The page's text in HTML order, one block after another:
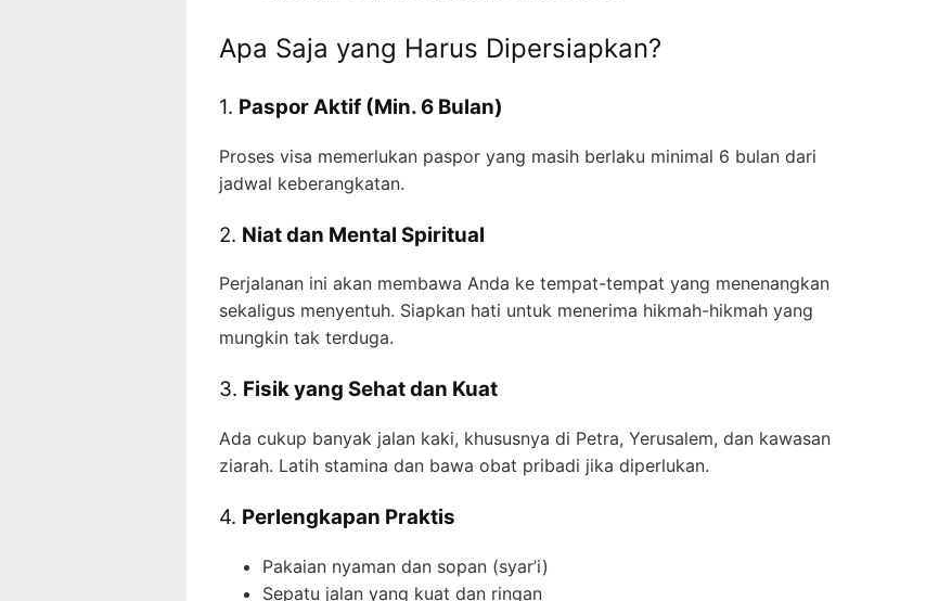
Apa Saja yang Harus Dipersiapkan?
1. Paspor Aktif (Min. 6 Bulan)
Proses visa memerlukan paspor yang masih berlaku minimal 6 bulan dari
jadwal keberangkatan.
2. Niat dan Mental Spiritual
Perjalanan ini akan membawa Anda ke tempat-tempat yang menenangkan
sekaligus menyentuh. Siapkan hati untuk menerima hikmah-hikmah yang
mungkin tak terduga.
3. Fisik yang Sehat dan Kuat
Ada cukup banyak jalan kaki, khususnya di Petra, Yerusalem, dan kawasan
ziarah. Latih stamina dan bawa obat pribadi jika diperlukan.
4. Perlengkapan Praktis
Pakaian nyaman dan sopan (syar’i)
Sepatu jalan yang kuat dan ringan